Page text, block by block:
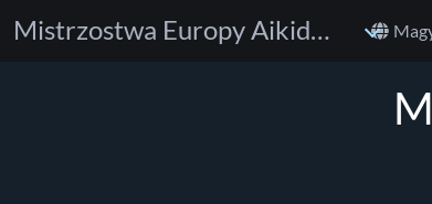
Mistrzostwa Europy Aikido i Ju-Jitsu